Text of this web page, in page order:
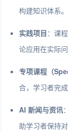
构建知识体系。
实践项目：课
论应用在实际问
专项课程（
合，学习者完
AI 新闻与资讯
助学习者保持